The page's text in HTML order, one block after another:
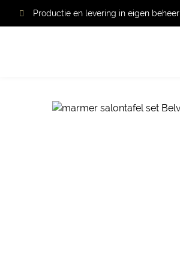
Productie en levering in eigen beheer